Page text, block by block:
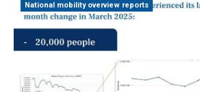
National mobility overview reports